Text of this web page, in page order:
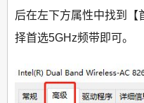
后在左下方属性中找到【
择首选5GHz频带即可。